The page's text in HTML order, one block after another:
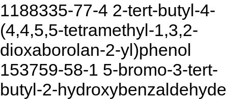
1188335-77-4 2-tert-butyl-4-
(4,4,5,5-tetramethyl-1,3,2-
dioxaborolan-2-yl)phenol
153759-58-1 5-bromo-3-tert-
butyl-2-hydroxybenzaldehyde